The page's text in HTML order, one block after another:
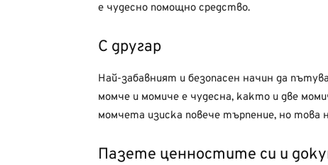
е чудесно помощно средство.
С другар
Най-забавният и безопасен начин да
момче и момиче е чудесна, както и две
момчета изиска повече търпение, но това
Пазете ценностите си и